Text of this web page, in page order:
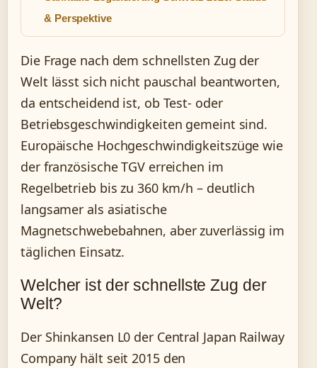
& Perspektive
Die Frage nach dem schnellsten Zug der
Welt lässt sich nicht pauschal beantworten,
da entscheidend ist, ob Test- oder
Betriebsgeschwindigkeiten gemeint sind.
Europäische Hochgeschwindigkeitszüge wie
der französische TGV erreichen im
Regelbetrieb bis zu 360 km/h – deutlich
langsamer als asiatische
Magnetschwebebahnen, aber zuverlässig im
täglichen Einsatz.
Welcher ist der schnellste Zug der
Welt?
Der Shinkansen L0 der Central Japan Railway
Company hält seit 2015 den